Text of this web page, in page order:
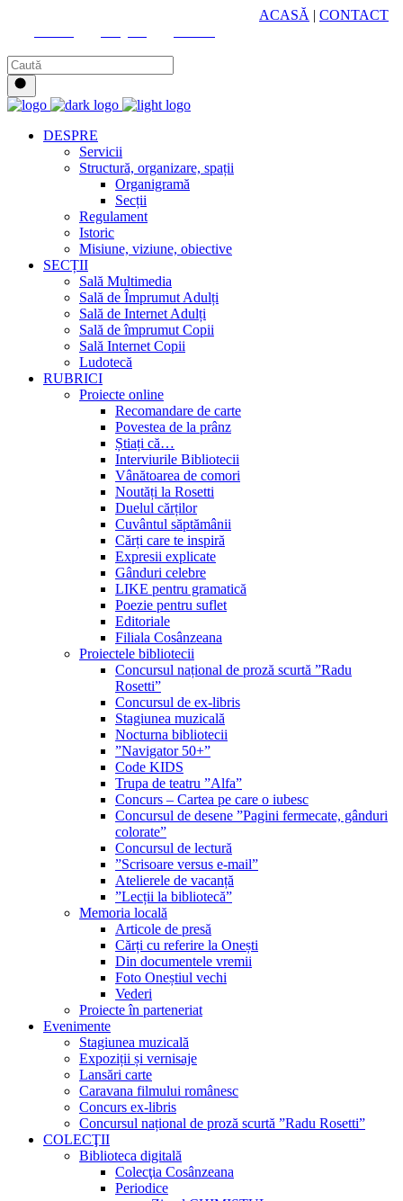
ACASĂ | CONTACT
DESPRE
Servicii
Structură, organizare, spații
Organigramă
Secții
Regulament
Istoric
Misiune, viziune, obiective
SECȚII
Sală Multimedia
Sală de Împrumut Adulți
Sală de Internet Adulți
Sală de împrumut Copii
Sală Internet Copii
Ludotecă
RUBRICI
Proiecte online
Recomandare de carte
Povestea de la prânz
Știați că…
Interviurile Bibliotecii
Vânătoarea de comori
Noutăți la Rosetti
Duelul cărților
Cuvântul săptămânii
Cărți care te inspiră
Expresii explicate
Gânduri celebre
LIKE pentru gramatică
Poezie pentru suflet
Editoriale
Filiala Cosânzeana
Proiectele bibliotecii
Concursul național de proză scurtă ”Radu
Rosetti”
Concursul de ex-libris
Stagiunea muzicală
Nocturna bibliotecii
”Navigator 50+”
Code KIDS
Trupa de teatru ”Alfa”
Concurs – Cartea pe care o iubesc
Concursul de desene ”Pagini fermecate, gânduri
colorate”
Concursul de lectură
”Scrisoare versus e-mail”
Atelierele de vacanță
”Lecții la bibliotecă”
Memoria locală
Articole de presă
Cărți cu referire la Onești
Din documentele vremii
Foto Oneștiul vechi
Vederi
Proiecte în parteneriat
Evenimente
Stagiunea muzicală
Expoziții și vernisaje
Lansări carte
Caravana filmului românesc
Concurs ex-libris
Concursul național de proză scurtă ”Radu Rosetti”
COLECŢII
Biblioteca digitală
Colecţia Cosânzeana
Periodice